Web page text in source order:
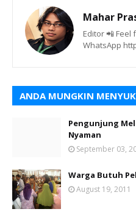
Mahar
Editor 📲 Feel
WhatsApp
ANDA MUNGKIN
Pengunjung
Nyaman
September 03,
Warga Butuh
August 19, 2011